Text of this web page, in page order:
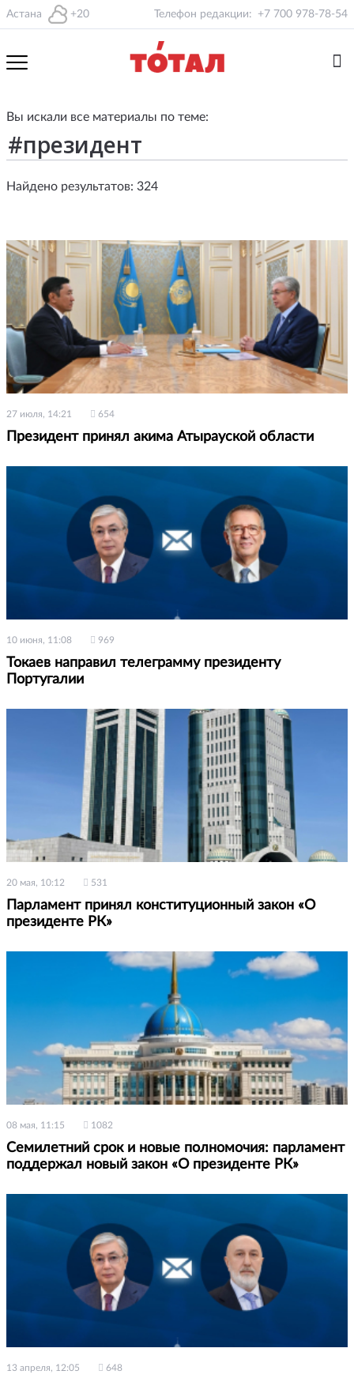
Астана +20 Телефон редакции: +7 700 978-78-54
Вы искали все материалы по теме:
Найдено результатов: 324
27 июля, 14:21 654
Президент принял акима Атырауской области
10 июня, 11:08 969
Токаев направил телеграмму президенту
Португалии
20 мая, 10:12 531
Парламент принял конституционный закон «О
президенте РК»
08 мая, 11:15 1082
Семилетний срок и новые полномочия: парламент
поддержал новый закон «О президенте РК»
13 апреля, 12:05 648